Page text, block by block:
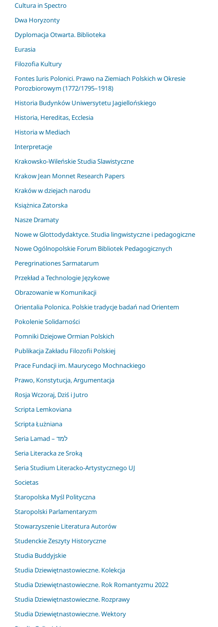
Cultura in Spectro
Dwa Horyzonty
Dyplomacja Otwarta. Biblioteka
Eurasia
Filozofia Kultury
Fontes Iuris Polonici. Prawo na Ziemiach Polskich w Okresie
Porozbiorowym (1772/1795–1918)
Historia Budynków Uniwersytetu Jagiellońskiego
Historia, Hereditas, Ecclesia
Historia w Mediach
Interpretacje
Krakowsko-Wileńskie Studia Slawistyczne
Krakow Jean Monnet Research Papers
Kraków w dziejach narodu
Książnica Zatorska
Nasze Dramaty
Nowe w Glottodydaktyce. Studia lingwistyczne i pedagogiczne
Nowe Ogólnopolskie Forum Bibliotek Pedagogicznych
Peregrinationes Sarmatarum
Przekład a Technologie Językowe
Obrazowanie w Komunikacji
Orientalia Polonica. Polskie tradycje badań nad Orientem
Pokolenie Solidarności
Pomniki Dziejowe Ormian Polskich
Publikacja Zakładu Filozofii Polskiej
Prace Fundacji im. Maurycego Mochnackiego
Prawo, Konstytucja, Argumentacja
Rosja Wczoraj, Dziś i Jutro
Scripta Lemkoviana
Scripta Łużniana
Seria Lamad – למד
Seria Literacka ze Sroką
Seria Studium Literacko-Artystycznego UJ
Societas
Staropolska Myśl Polityczna
Staropolski Parlamentaryzm
Stowarzyszenie Literatura Autorów
Studenckie Zeszyty Historyczne
Studia Buddyjskie
Studia Dziewiętnastowieczne. Kolekcja
Studia Dziewiętnastowieczne. Rok Romantyzmu 2022
Studia Dziewiętnastowieczne. Rozprawy
Studia Dziewiętnastowieczne. Wektory